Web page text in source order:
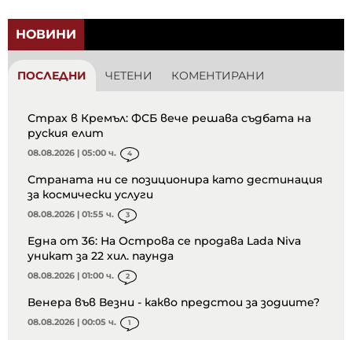
НОВИНИ
ПОСЛЕДНИ ЧЕТЕНИ КОМЕНТИРАНИ
Страх в Кремъл: ФСБ вече решава съдбата на
руския елит
08.08.2026 | 05:00 ч. 4
Страната ни се позиционира като дестинация
за космически услуги
08.08.2026 | 01:55 ч. 3
Една от 36: На Острова се продава Lada Niva
уникат за 22 хил. паунда
08.08.2026 | 01:00 ч. 2
Венера във Везни - какво предстои за зодиите?
08.08.2026 | 00:05 ч. 1